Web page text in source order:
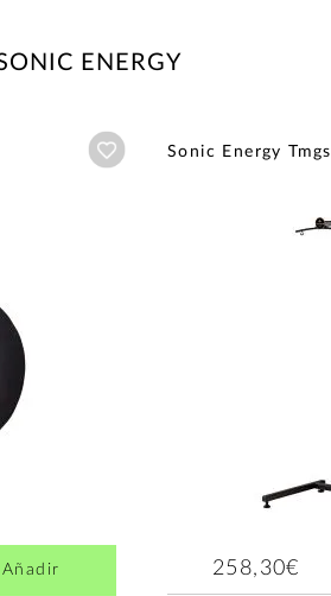
ENERGY
Añadir a wishlist
Añadir
Sonic Energy Tmgs
258,30€